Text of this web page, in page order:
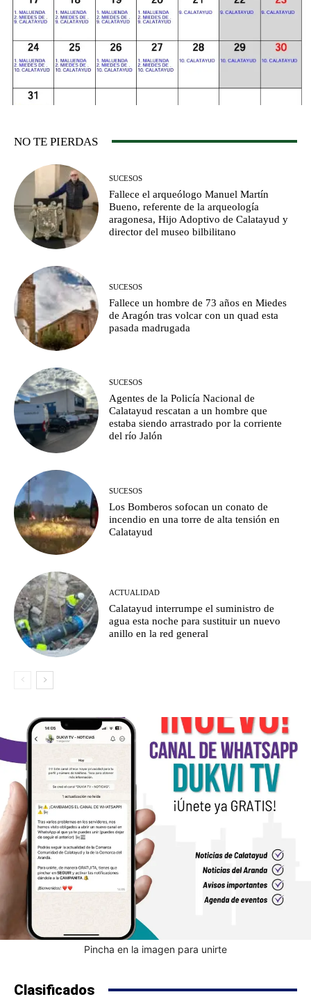
NO TE PIERDAS
SUCESOS
Fallece el arqueólogo Manuel Martín
Bueno, referente de la arqueología
aragonesa, Hijo Adoptivo de Calatayud y
director del museo bilbilitano
SUCESOS
Fallece un hombre de 73 años en Miedes
de Aragón tras volcar con un quad esta
pasada madrugada
SUCESOS
Agentes de la Policía Nacional de
Calatayud rescatan a un hombre que
estaba siendo arrastrado por la corriente
del río Jalón
SUCESOS
Los Bomberos sofocan un conato de
incendio en una torre de alta tensión en
Calatayud
ACTUALIDAD
Calatayud interrumpe el suministro de
agua esta noche para sustituir un nuevo
anillo en la red general
Pincha en la imagen para unirte
Clasificados